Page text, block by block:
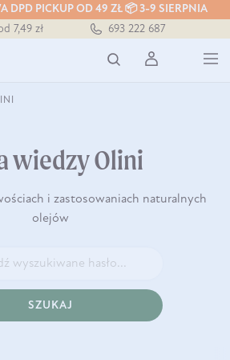
DPD PICKUP OD 49 ZŁ 📦 3-9 SIERPNIA
7,49 zł
zł
693 222 687
wiedzy Olini
i zastosowaniach naturalnych
olejów
SZUKAJ